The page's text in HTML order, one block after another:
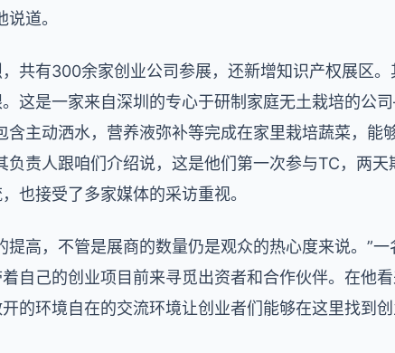
道。
共有300余家创业公司参展，还新增知识产权展区
这是一家来自深圳的专心于研制家庭无土栽培的公
含主动洒水，营养液弥补等完成在家里栽培蔬菜，能
负责人跟咱们介绍说，这是他们第一次参与TC，两
也接受了多家媒体的采访重视。
提高，不管是展商的数量仍是观众的热心度来说。”
自己的创业项目前来寻觅出资者和合作伙伴。在他
的环境自在的交流环境让创业者们能够在这里找到